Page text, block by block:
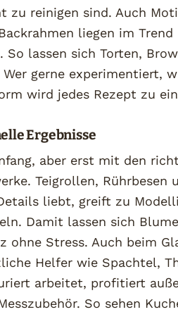
zu reinigen sind. Auch
liegen im Trend
So lassen sich Torten,
gerne experimentiert,
wird jedes Rezept zu
Ergebnisse
aber erst mit den
Teigrollen, Rührbesen
liebt, greift zu
Damit lassen sich
ohne Stress. Auch beim
Helfer wie Spachtel,
arbeitet, profitiert
So sehen